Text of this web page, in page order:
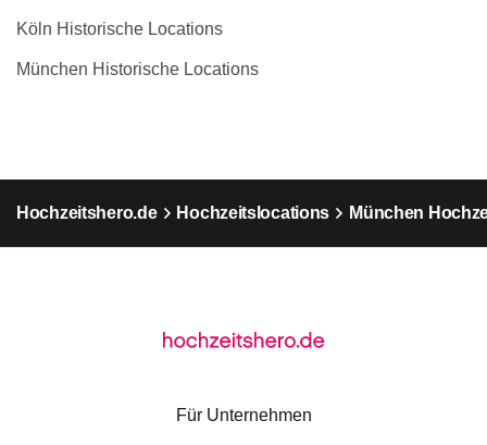
Köln Historische Locations
München Historische Locations
Hochzeitshero.de Hochzeitslocations München
Für Unternehmen